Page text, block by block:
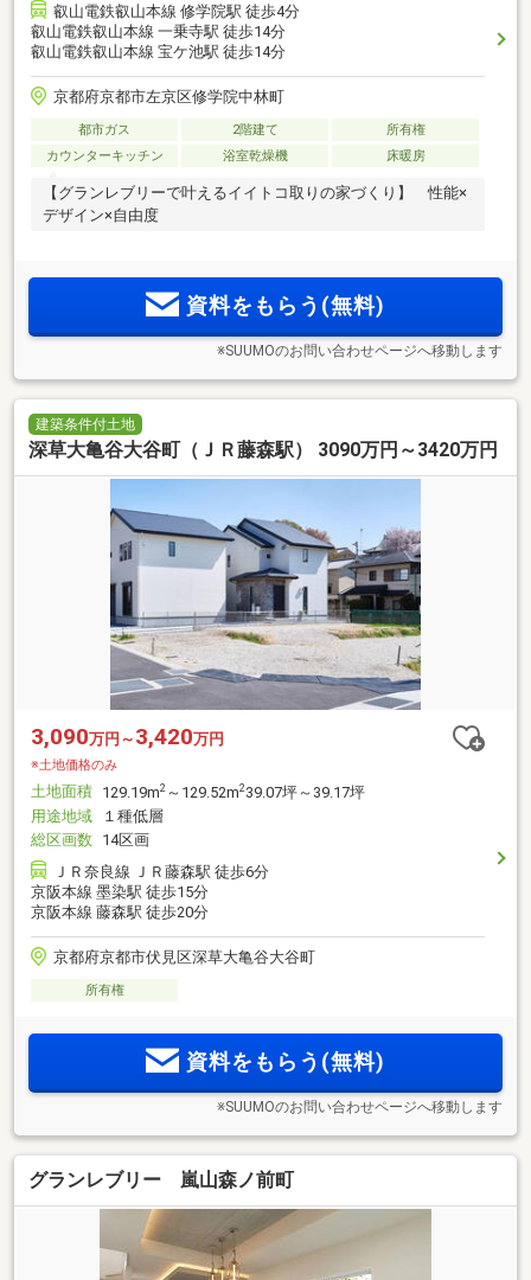
叡山電鉄叡山本線 修学院駅 徒歩4分
叡山電鉄叡山本線 一乗寺駅 徒歩14分
叡山電鉄叡山本線 宝ケ池駅 徒歩14分
京都府京都市左京区修学院中林町
都市ガス 2階建て
所有権
カウンターキッチン
浴室乾燥機 床暖房
【グランレブリーで叶えるイイトコ取りの家づくり】 性能×
デザイン×自由度
資料をもらう(無料)
※SUUMOのお問い合わせページへ移動します
建築条件付土地
深草大亀谷大谷町（ＪＲ藤森駅） 3090万円～3420万円
3,090万円～ 3,420万円
※土地価格のみ
土地面積 129.19m2 ～129.52m2 39.07坪～39.17坪
用途地域
１種低層
総区画数 14区画
ＪＲ奈良線 ＪＲ藤森駅 徒歩6分
京阪本線 墨染駅 徒歩15分
京阪本線 藤森駅 徒歩20分
京都府京都市伏見区深草大亀谷大谷町
所有権
資料をもらう(無料)
※SUUMOのお問い合わせページへ移動します
グランレブリー 嵐山森ノ前町